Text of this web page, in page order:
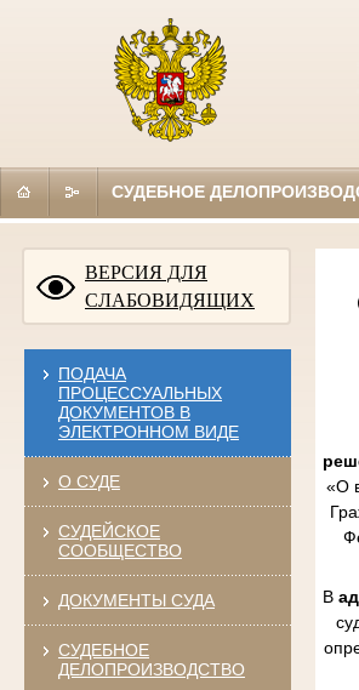
СУДЕБНОЕ
ВЕРСИЯ ДЛЯ
СЛАБОВИДЯЩИХ
ПОДАЧА
ПРОЦЕССУАЛЬНЫХ
ДОКУМЕНТОВ В
ЭЛЕКТРОННОМ ВИДЕ
О СУДЕ
СУДЕЙСКОЕ
СООБЩЕСТВО
ДОКУМЕНТЫ СУДА
СУДЕБНОЕ
ДЕЛОПРОИЗВОДСТВО
«О
В